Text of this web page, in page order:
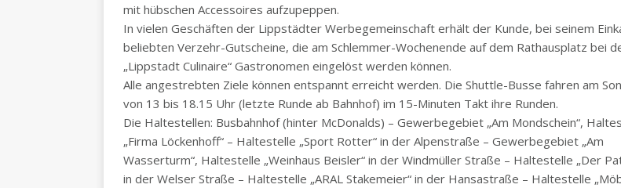
mit hübschen Accessoires aufzupeppen.
In vielen Geschäften der Lippstädter Werbegemeinschaft erhält der Kunde, bei seinem
beliebten Verzehr-Gutscheine, die am Schlemmer-Wochenende auf dem Rathausplatz bei
„Lippstadt Culinaire“ Gastronomen eingelöst werden können.
Alle angestrebten Ziele können entspannt erreicht werden. Die Shuttle-Busse fahren am
von 13 bis 18.15 Uhr (letzte Runde ab Bahnhof) im 15-Minuten Takt ihre Runden.
Die Haltestellen: Busbahnhof (hinter McDonalds) – Gewerbegebiet „Am Mondschein“,
„Firma Löckenhoff“ – Haltestelle „Sport Rotter“ in der Alpenstraße – Gewerbegebiet „Am
Wasserturm“, Haltestelle „Weinhaus Beisler“ in der Windmüller Straße – Haltestelle „Der
in der Welser Straße – Haltestelle „ARAL Stakemeier“ in der Hansastraße – Haltestelle